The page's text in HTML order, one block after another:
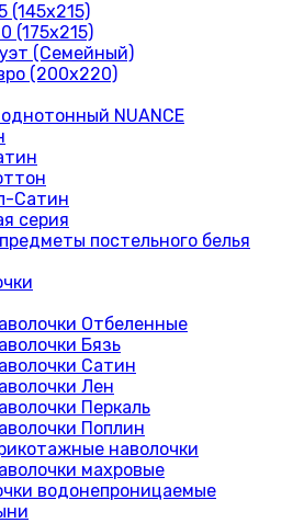
(145х215)
(175х215)
(Семейный)
(200х220)
NUANCE
Сатин
серия
постельного белья
Отбеленные
Бязь
Сатин
Лен
Перкаль
Поплин
наволочки
махровые
водонепроницаемые